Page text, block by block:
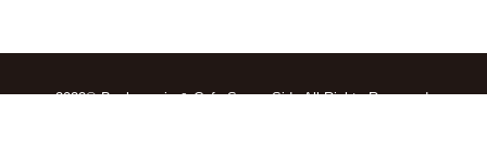
2022© Boulangerie & Cafe Sunny Side All Rights Reserved.